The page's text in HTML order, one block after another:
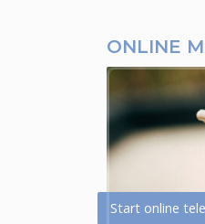
ONLINE
Start online